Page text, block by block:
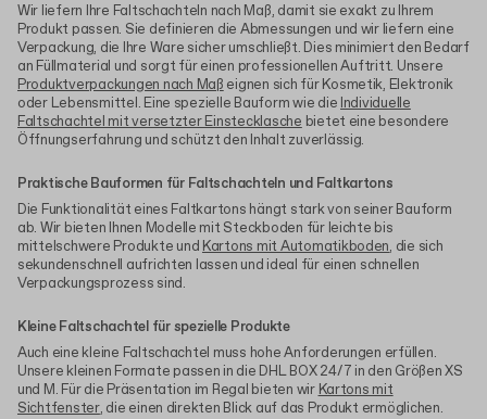
Wir liefern Ihre Faltschachteln nach Maß, damit sie exakt zu Ihrem
Produkt passen. Sie definieren die Abmessungen und wir liefern eine
Verpackung, die Ihre Ware sicher umschließt. Dies minimiert den Bedarf
an Füllmaterial und sorgt für einen professionellen Auftritt. Unsere
Produktverpackungen nach Maß eignen sich für Kosmetik, Elektronik
oder Lebensmittel. Eine spezielle Bauform wie die Individuelle
Faltschachtel mit versetzter Einstecklasche bietet eine besondere
Öffnungserfahrung und schützt den Inhalt zuverlässig.
Praktische Bauformen für Faltschachteln und Faltkartons
Die Funktionalität eines Faltkartons hängt stark von seiner Bauform
ab. Wir bieten Ihnen Modelle mit Steckboden für leichte bis
mittelschwere Produkte und Kartons mit Automatikboden, die sich
sekundenschnell aufrichten lassen und ideal für einen schnellen
Verpackungsprozess sind.
Kleine Faltschachtel für spezielle Produkte
Auch eine kleine Faltschachtel muss hohe Anforderungen erfüllen.
Unsere kleinen Formate passen in die DHL BOX 24/7 in den Größen XS
und M. Für die Präsentation im Regal bieten wir Kartons mit
Sichtfenster, die einen direkten Blick auf das Produkt ermöglichen.